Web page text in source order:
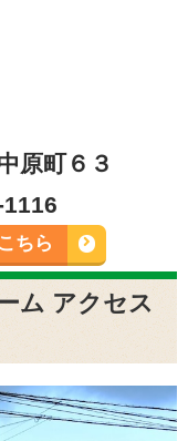
原町６３
ちら
ム アクセス